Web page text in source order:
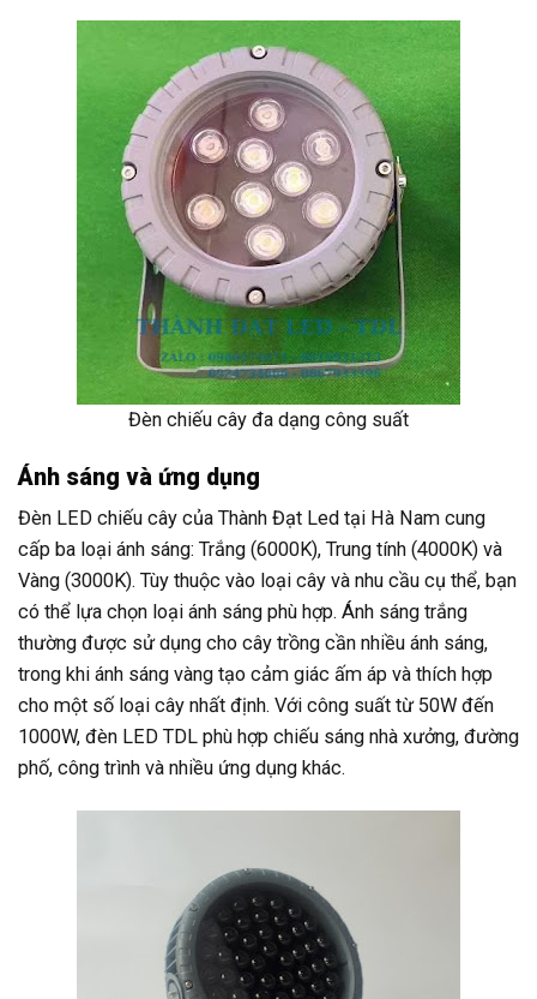
Đèn chiếu cây đa dạng công suất
Ánh sáng và ứng dụng
Đèn LED chiếu cây của Thành Đạt Led tại Hà Nam cung
cấp ba loại ánh sáng: Trắng (6000K), Trung tính (4000K) và
Vàng (3000K). Tùy thuộc vào loại cây và nhu cầu cụ thể, bạn
có thể lựa chọn loại ánh sáng phù hợp. Ánh sáng trắng
thường được sử dụng cho cây trồng cần nhiều ánh sáng,
trong khi ánh sáng vàng tạo cảm giác ấm áp và thích hợp
cho một số loại cây nhất định. Với công suất từ 50W đến
1000W, đèn LED TDL phù hợp chiếu sáng nhà xưởng, đường
phố, công trình và nhiều ứng dụng khác.